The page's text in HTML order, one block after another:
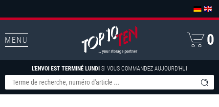
MENU
L'ENVOI EST TERMINÉ LUNDI SI VOUS COMMANDEZ AUJOURD'HUI
0